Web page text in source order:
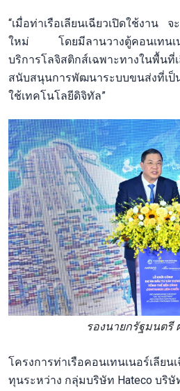
“เมื่อท่าเรือเลียนเฉียวเปิดใช้งาน
ใหม่ โดยมีลานวางตู้คอนเทนเน
บริการโลจิสติกส์เฉพาะทางใน
สนับสนุนการพัฒนาระบบขนส่งที่เป็
ใช้เทคโนโลยีดิจิทัล”
รองนายกรัฐมนตรี
โครงการท่าเรือคอนเทนเนอร์เลียน
ทุนระหว่าง กลุ่มบริษัท Hateco บริษั